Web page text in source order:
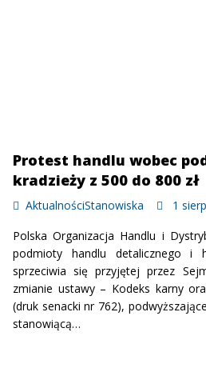
Protest handlu wobec
kradzieży z 500 do 800 zł
AktualnościStanowiska
1
Polska Organizacja Handlu i
podmioty handlu detalicznego i
sprzeciwia się przyjętej przez
zmianie ustawy – Kodeks karny
(druk senacki nr 762),
stanowiącą…